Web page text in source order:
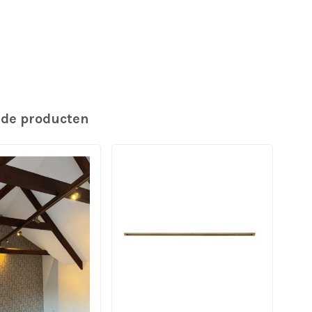
producten